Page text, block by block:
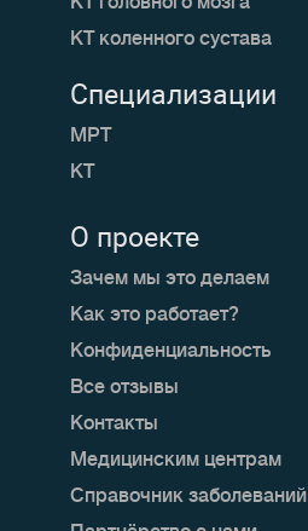
О проекте
Зачем мы это делаем
Как это работает?
Конфиденциальность
Все отзывы
Контакты
Медицинским центрам
Справочник заболеваний
Специализации
МРТ
КТ
КТ коленного сустава